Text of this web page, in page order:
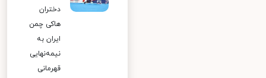
دختران
هاکی چمن
ایران به
نیمه‌نهایی
قهرمانی